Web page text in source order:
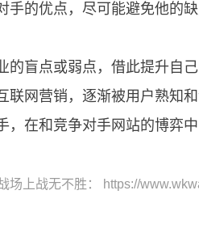
的优点，尽可能避免他的
盲点或弱点，借此提升自己
网营销，逐渐被用户熟知
和竞争对手网站的博弈中
场上战无不胜 ： https://